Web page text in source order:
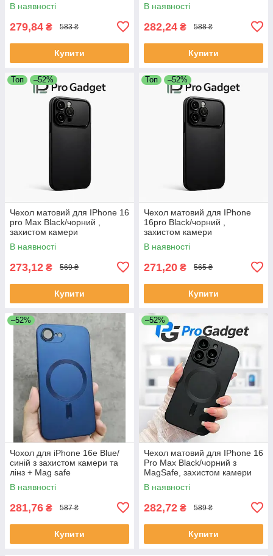
В наявності
279,84 ₴ 583 ₴
Купити
В наявності
282,24 ₴ 588 ₴
Купити
Топ –52%
Чехол матовий для IPhone 16
pro Max Black/чорний ,
захистом камери
В наявності
273,12 ₴ 569 ₴
Купити
Топ –52%
Чехол матовий для IPhone
16pro Black/чорний ,
захистом камери
В наявності
271,20 ₴ 565 ₴
Купити
–52%
Чохол для iPhone 16е Blue/
синій з захистом камери та
лінз + Mag safe
В наявності
281,76 ₴ 587 ₴
Купити
–52%
Чехол матовий для IPhone 16
Pro Max Black/чорний з
MagSafe, захистом камери
В наявності
282,72 ₴ 589 ₴
Купити